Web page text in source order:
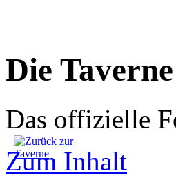
Die
Das offizielle
Zum Inhalt